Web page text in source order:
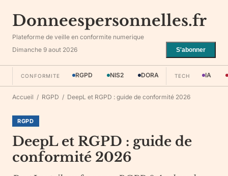
Donneespersonnelles.fr
Plateforme de veille en conformite numerique
Dimanche 9 aout 2026
S'abonner
CONFORMITE RGPD NIS2 DORA TECH IA
Accueil / RGPD / DeepL et RGPD : guide de conformité 2026
RGPD
DeepL et RGPD : guide de
conformité 2026